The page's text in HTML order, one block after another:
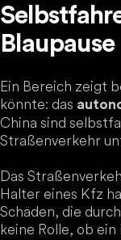
Blaupause
Ein Bereich zeigt
könnte: das
China sind
Straßenverkehr
Das
Halter eines Kfz
Schäden, die
keine Rolle, ob